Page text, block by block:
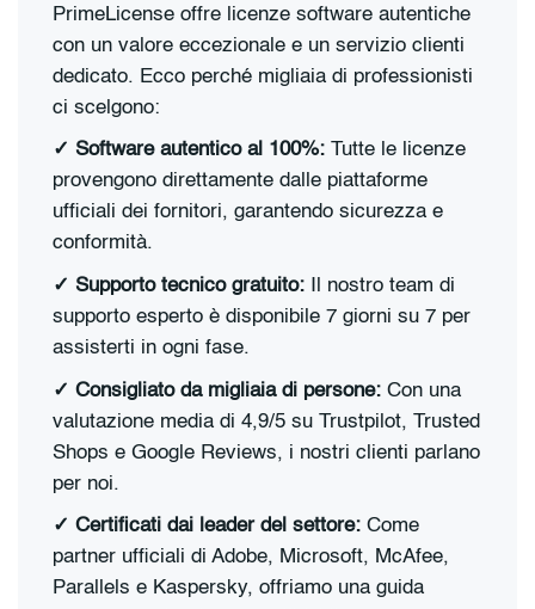
PrimeLicense offre licenze software autentiche
con un valore eccezionale e un servizio clienti
dedicato. Ecco perché migliaia di professionisti
ci scelgono:
✓ Software autentico al 100%: Tutte le licenze
provengono direttamente dalle piattaforme
ufficiali dei fornitori, garantendo sicurezza e
conformità.
✓ Supporto tecnico gratuito: Il nostro team di
supporto esperto è disponibile 7 giorni su 7 per
assisterti in ogni fase.
✓ Consigliato da migliaia di persone: Con una
valutazione media di 4,9/5 su Trustpilot, Trusted
Shops e Google Reviews, i nostri clienti parlano
per noi.
✓ Certificati dai leader del settore: Come
partner ufficiali di Adobe, Microsoft, McAfee,
Parallels e Kaspersky, offriamo una guida